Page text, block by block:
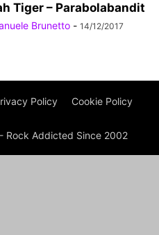
Tiger – Parabolabandit
Brunetto - 14/12/2017
Policy Cookie Policy
Addicted Since 2002